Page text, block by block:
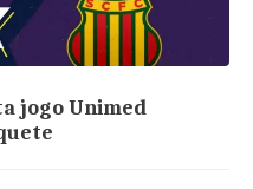
jogo Unimed